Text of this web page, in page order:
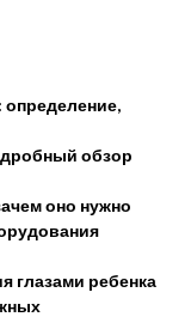
определение,
обзор
оно нужно
глазами ребенка